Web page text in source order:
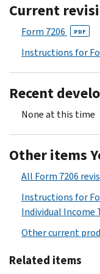
Current
Form 7206 PDF
Instructions for
Recent
None at this time
Other items
All Form 7206
Instructions for
Individual Income
Other current
Related items